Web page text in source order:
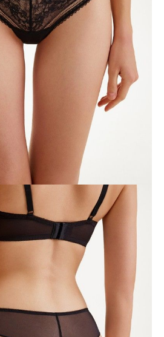
RP6190, r.102/L, czarny
RP6190, r.102/L, czarny